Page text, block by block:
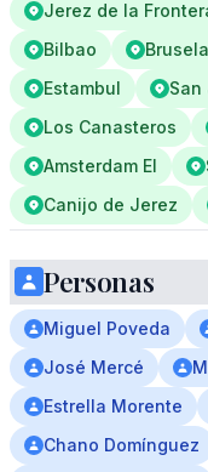
Jerez de la
Bilbao
Estambul
Los Canasteros
Amsterdam El
Canijo de Jerez
Personas
Miguel Poveda
José Mercé
Estrella Morente
Chano Domínguez